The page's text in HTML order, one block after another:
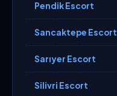
Pendik Escort
Sancaktepe Escort
Sarıyer Escort
Silivri Escort